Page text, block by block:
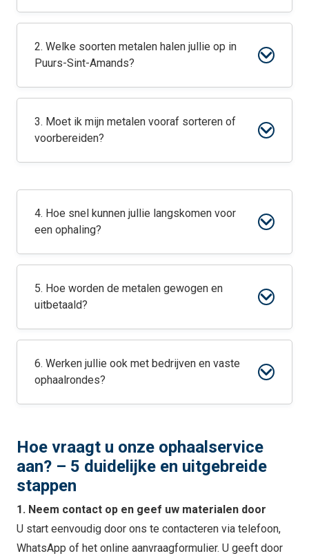
2. Welke soorten metalen halen jullie op in
Puurs-Sint-Amands?
3. Moet ik mijn metalen vooraf sorteren of
voorbereiden?
4. Hoe snel kunnen jullie langskomen voor
een ophaling?
5. Hoe worden de metalen gewogen en
uitbetaald?
6. Werken jullie ook met bedrijven en vaste
ophaalrondes?
Hoe vraagt u onze ophaalservice
aan? – 5 duidelijke en uitgebreide
stappen
1. Neem contact op en geef uw materialen door
U start eenvoudig door ons te contacteren via telefoon,
WhatsApp of het online aanvraagformulier. U geeft door